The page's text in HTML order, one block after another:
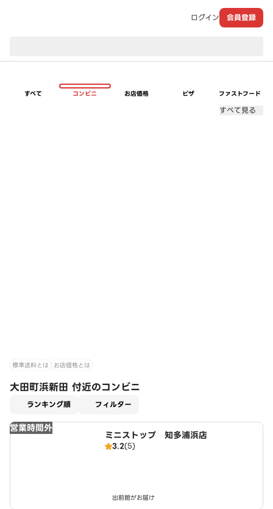
ログイン 会員登録
すべて コンビニ お店価格 ピザ ファストフード
すべて見る
標準送料とは お店価格とは
大田町浜新田 付近のコンビニ
ランキング順 フィルター
営業時間外
ミニストップ 知多浦浜店
3.2(5)
出前館がお届け